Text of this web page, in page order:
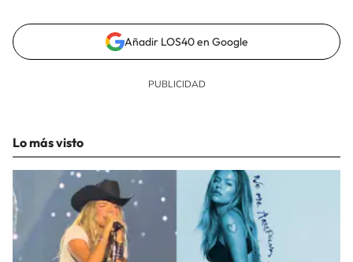
Añadir LOS40 en Google
Lo más visto